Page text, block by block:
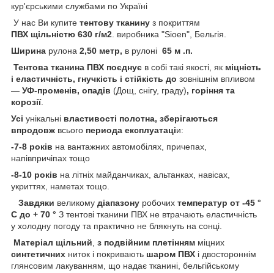
кур'єрськими службами по Україні
У нас Ви купите тентову тканину з покриттям
ПВХ щільністю 630 г/м2 . виробника "Sioen", Бельгія.
Ширина рулона 2,50 метр, в рулоні 65 м .п.
Тентова тканина ПВХ поєднує в собі такі якості, як міцність
і еластичність, гнучкість і стійкість до зовнішнім впливом
— УФ-променів, опадів (Дощ, снігу, граду), горіння та
корозії.
Усі унікальні властивості полотна, зберігаються
впродовж всього периода експлуатаціи:
-7-8 років на вантажних автомобілях, причепах,
напівпричіпах тощо
-8-10 років на літніх майданчиках, альтанках, навісах,
укриттях, наметах тощо.
Завдяки великому діапазону робочих температур от -45 °
С до + 70 ° З тентові тканини ПВХ не втрачають еластичність
у холодну погоду та практично не блякнуть на сонці.
Матеріал щільний з подвійним плетінням міцних
синтетичних ниток і покривають шаром ПВХ і двостороннім
глянсовим лакуванням, що надає тканині, бельгійському